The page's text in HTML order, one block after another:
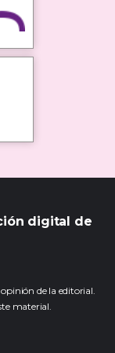
digital de
de la editorial.
material.